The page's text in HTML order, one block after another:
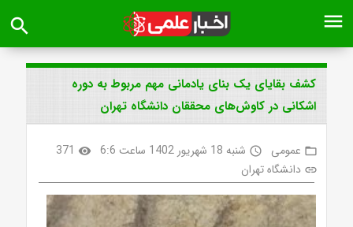
menu
search
کشف بقایای یک بنای یادمانی مهم مربوط به دوره
اشکانی در کاوش‌های محققان دانشگاه تهران
folder_open عمومی access_time شنبه 18 شهریور 1402 ساعت 6:6 visibility
371
link دانشگاه تهران